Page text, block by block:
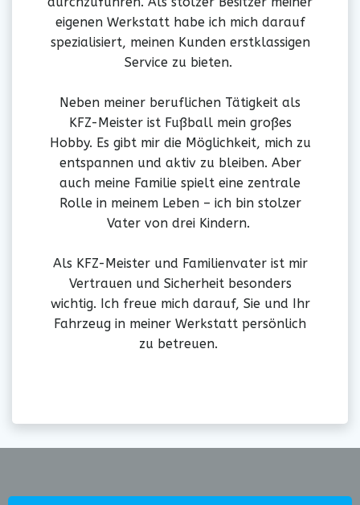
eigenen Werkstatt habe ich mich darauf
spezialisiert, meinen Kunden erstklassigen
Service zu bieten.
Neben meiner beruflichen Tätigkeit als
KFZ-Meister ist Fußball mein großes
Hobby. Es gibt mir die Möglichkeit, mich zu
entspannen und aktiv zu bleiben. Aber
auch meine Familie spielt eine zentrale
Rolle in meinem Leben – ich bin stolzer
Vater von drei Kindern.
Als KFZ-Meister und Familienvater ist mir
Vertrauen und Sicherheit besonders
wichtig. Ich freue mich darauf, Sie und Ihr
Fahrzeug in meiner Werkstatt persönlich
zu betreuen.